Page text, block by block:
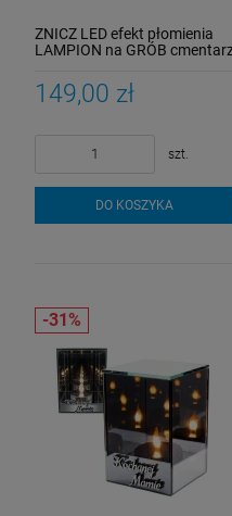
ZNICZ LED efekt płomienia
LAMPION na GRÓB
149,00 zł
szt.
DO KOSZYKA